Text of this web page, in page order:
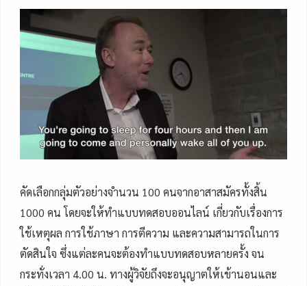
คัดเลือกกลุ่มตัวอย่างจำนวน 100 คนจากอาสาสมัครทั้งสิ้น
1000 คน โดยจะให้ทำแบบทดสอบออนไลน์ เกี่ยวกับเรื่องการ
ใช้เหตุผล การใช้ภาษา การตีความ และความสามารถในการ
ตัดสินใจ ซึ่งแต่ละคนจะต้องทำแบบทดสอบหลายครั้ง จน
กระทั่งเวลา 4.00 น. ทางผู้วิจัยถึงจะอนุญาตให้เข้านอนและ